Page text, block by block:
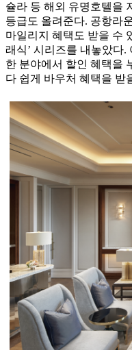
슐라 등 해외 유명호텔을
등급도 올려준다. 공항라
마일리지 혜택도 받을 수
래식’ 시리즈를 내놓았다
한 분야에서 할인 혜택을
다 쉽게 바우처 혜택을 받